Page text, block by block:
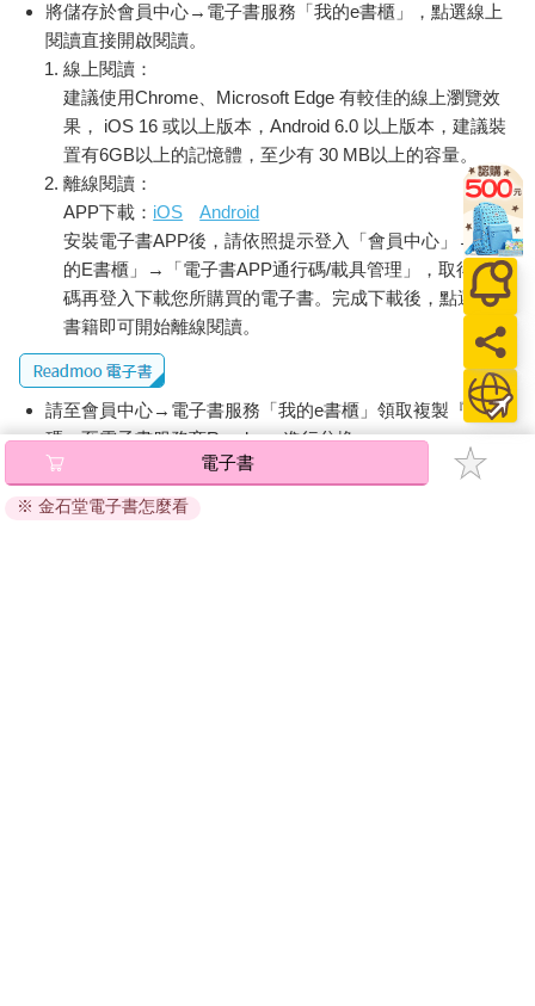
將儲存於會員中心→電子書服務「我的e書櫃」，點選線上
閱讀直接開啟閱讀。
線上閱讀：
建議使用Chrome、Microsoft Edge 有較佳的線上瀏覽效
果， iOS 16 或以上版本，Android 6.0 以上版本，建議裝
置有6GB以上的記憶體，至少有 30 MB以上的容量。
離線閱讀：
APP下載： iOS
Android
安裝電子書APP後，請依照提示登入「會員中心」→「我
的E書櫃」→「電子書APP通行碼/載具管理」，取得通行
碼再登入下載您所購買的電子書。完成下載後，點選任一
書籍即可開始離線閱讀。
請至會員中心→電子書服務「我的e書櫃」領取複製『兌換
碼』至電子書服務商Readmoo進行兌換。
退換貨須知：
因版權保護，您在金石堂所購買的電子書僅能以金石堂專屬
電子書
※ 金石堂電子書怎麼看